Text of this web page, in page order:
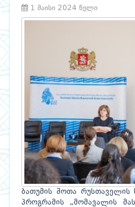
1 მაისი 2024 წელი
ბათუმის შოთა რუსთაველის
პროგრამის „მომავალის